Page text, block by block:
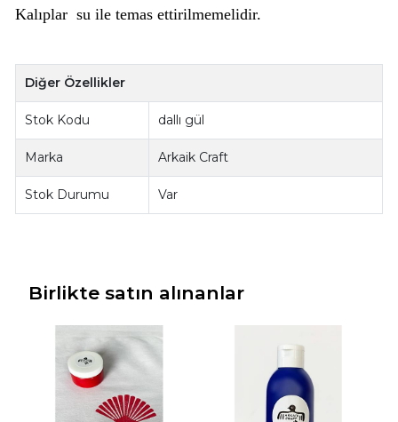
Kalıplar su ile temas ettirilmemelidir.
Diğer Özellikler
Stok Kodu dallı gül
Marka Arkaik Craft
Stok Durumu Var
Birlikte satın alınanlar